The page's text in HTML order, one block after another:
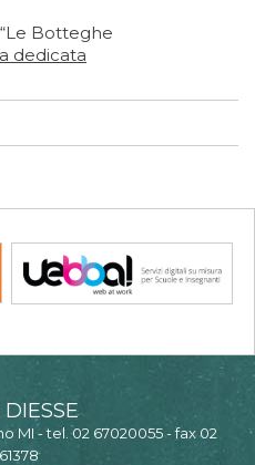
Botteghe
dedicata
MI - tel. 02 67020055 - fax 02